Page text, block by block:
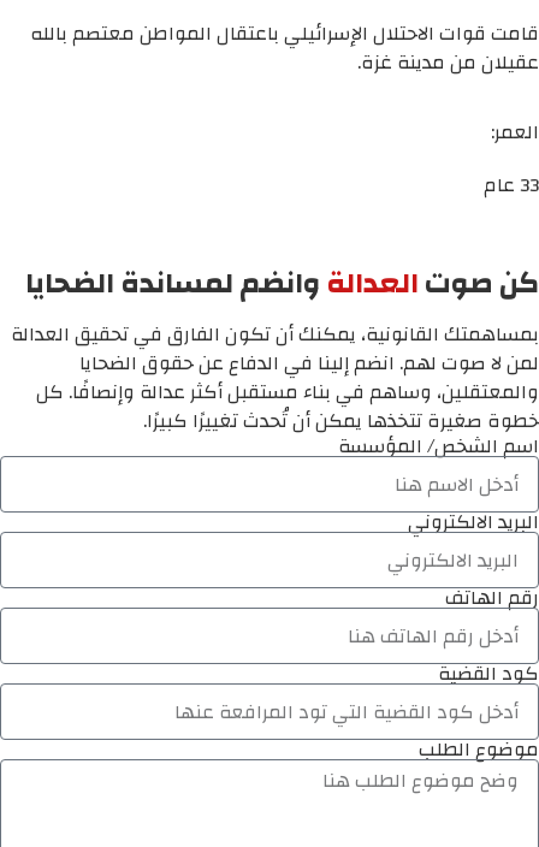
قامت قوات الاحتلال الإسرائيلي باعتقال المواطن معتصم بالله
عقيلان من مدينة غزة.
العمر:
33 عام
كن صوتالعدالةوانضم لمساندة الضحايا
بمساهمتك القانونية، يمكنك أن تكون الفارق في تحقيق العدالة
لمن لا صوت لهم. انضم إلينا في الدفاع عن حقوق الضحايا
والمعتقلين، وساهم في بناء مستقبل أكثر عدالة وإنصافًا. كل
خطوة صغيرة تتخذها يمكن أن تُحدث تغييرًا كبيرًا.
اسم الشخص/ المؤسسة
البريد الالكتروني
رقم الهاتف
كود القضية
موضوع الطلب